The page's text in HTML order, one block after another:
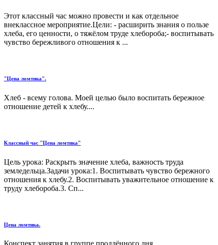
Этот классный час можно провести и как отдельное
внеклассное мероприятие.Цели: - расширить знания о пользе
хлеба, его ценности, о тяжёлом труде хлебороба;- воспитывать
чувство бережливого отношения к ...
"Цена ломтика".
Хлеб - всему голова. Моей целью было воспитать бережное
отношение детей к хлебу....
Классный час "Цена ломтика"
Цель урока: Раскрыть значение хлеба, важность труда
земледельца.Задачи урока:1. Воспитывать чувство бережного
отношения к хлебу.2. Воспитывать уважительное отношение к
труду хлебороба.3. Сп...
Цена ломтика.